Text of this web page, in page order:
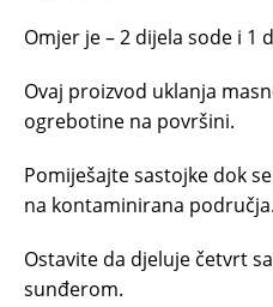
Omjer je – 2 dijela sode i 1
Ovaj proizvod uklanja
ogrebotine na površini.
Pomiješajte sastojke dok
na kontaminirana područja.
Ostavite da djeluje četvrt
sunđerom.